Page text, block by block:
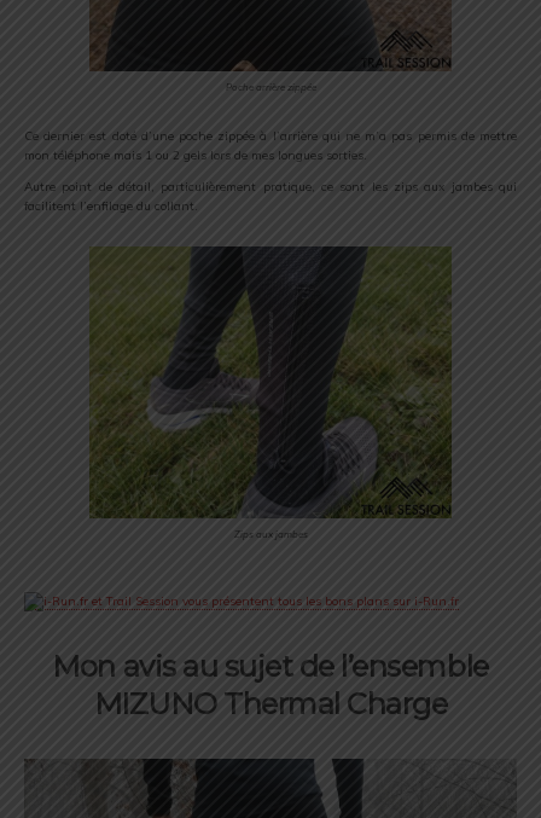
Poche arrière zippée
Ce dernier est doté d’une poche zippée à l’arrière qui ne m’a pas permis de mettre
mon téléphone mais 1 ou 2 gels lors de mes longues sorties.
Autre point de détail, particulièrement pratique, ce sont les zips aux jambes qui
facilitent l’enfilage du collant.
Zips aux jambes
Mon avis au sujet de l’ensemble
MIZUNO Thermal Charge